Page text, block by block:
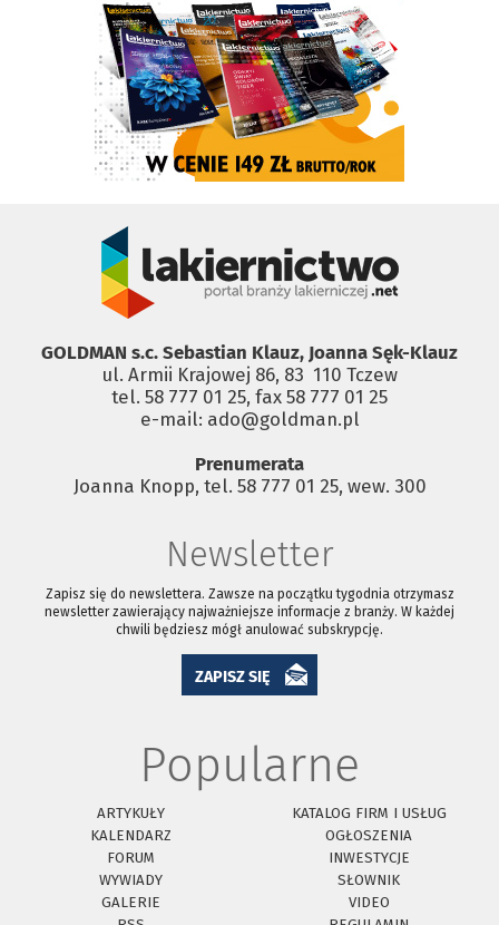
GOLDMAN s.c. Sebastian Klauz, Joanna Sęk-Klauz
ul. Armii Krajowej 86, 83 ­ 110 Tczew
tel. 58 777 01 25, fax 58 777 01 25
e-mail: ado@goldman.pl
Prenumerata
Joanna Knopp, tel. 58 777 01 25, wew. 300
Newsletter
Zapisz się do newslettera. Zawsze na początku tygodnia otrzymasz
newsletter zawierający najważniejsze informacje z branży. W każdej
chwili będziesz mógł anulować subskrypcję.
ZAPISZ SIĘ
Popularne
ARTYKUŁY
KATALOG FIRM I USŁUG
KALENDARZ
OGŁOSZENIA
FORUM
INWESTYCJE
WYWIADY
SŁOWNIK
GALERIE
VIDEO